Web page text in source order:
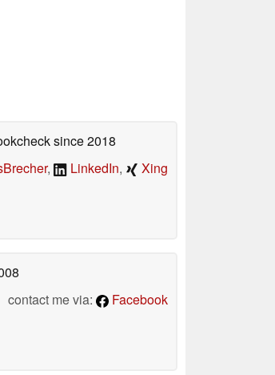
since 2018
, LinkedIn, Xing
contact me via:
Facebook